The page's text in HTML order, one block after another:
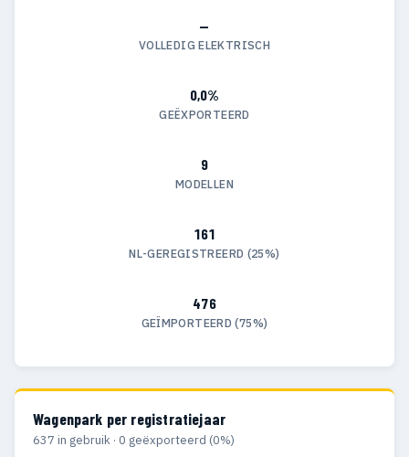
—
VOLLEDIG ELEKTRISCH
0,0%
GEËXPORTEERD
9
MODELLEN
161
NL-GEREGISTREERD (25%)
476
GEÏMPORTEERD (75%)
Wagenpark per registratiejaar
637 in gebruik · 0 geëxporteerd (0%)